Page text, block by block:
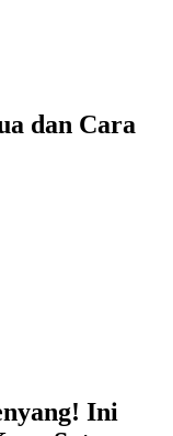
dan Cara
Ini